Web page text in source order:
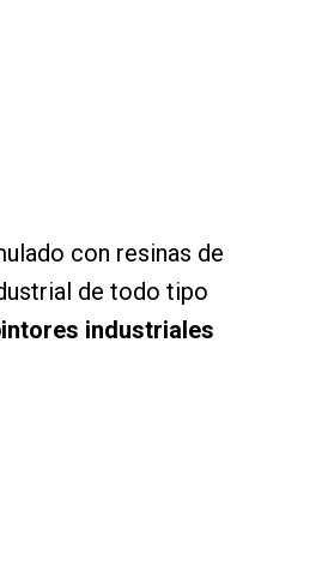
con resinas de
de todo tipo
industriales